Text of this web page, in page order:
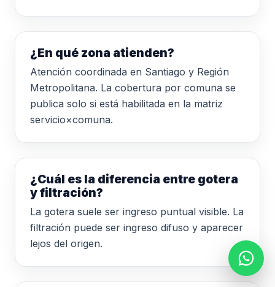
¿En qué zona atienden?
Atención coordinada en Santiago y Región
Metropolitana. La cobertura por comuna se
publica solo si está habilitada en la matriz
servicio×comuna.
¿Cuál es la diferencia entre gotera
y filtración?
La gotera suele ser ingreso puntual visible. La
filtración puede ser ingreso difuso y aparecer
lejos del origen.